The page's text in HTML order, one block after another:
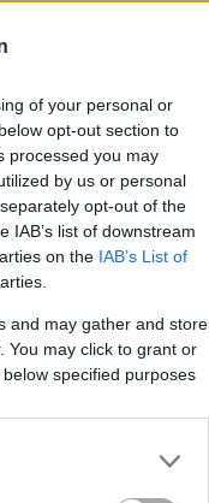
of your personal or
opt-out section to
processed you may
by us or personal
opt-out of the
IAB’s list of downstream
on the IAB’s List of
and may gather and store
You may click to grant or
specified purposes
i Ukraina bare
i dette
.
NordicFocus